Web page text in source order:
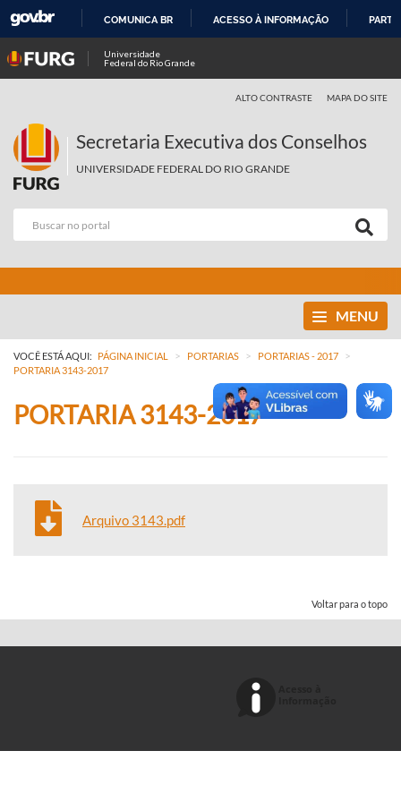
COMUNICA BR ACESSO À INFORMAÇÃO
Universidade
Federal do Rio Grande
ALTO CONTRASTE MAPA DO SITE
Secretaria Executiva dos Conselhos
UNIVERSIDADE FEDERAL DO RIO GRANDE
MENU
VOCÊ ESTÁ AQUI: PÁGINA INICIAL > PORTARIAS > PORTARIAS - 2017 >
PORTARIA 3143-2017
PORTARIA 3143-2017
Arquivo 3143.pdf
Voltar para o topo